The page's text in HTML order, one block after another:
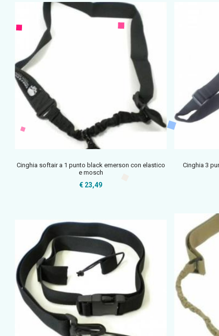
Cinghia softair a 1 punto black emerson con elastico
e mosch
€ 23,49
Cinghia 3